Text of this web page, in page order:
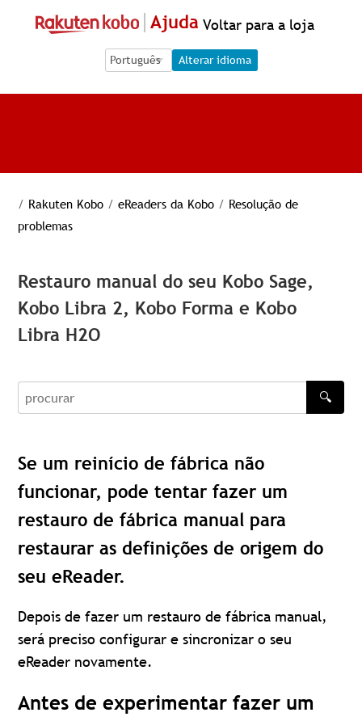
Ajuda Voltar para a loja
Language Selection
Language Selection
Alterar idioma
/ Rakuten Kobo / eReaders da Kobo / Resolução de
problemas
Restauro manual do seu Kobo Sage,
Kobo Libra 2, Kobo Forma e Kobo
Libra H2O
procurar
🔍
Se um reinício de fábrica não
funcionar, pode tentar fazer um
restauro de fábrica manual para
restaurar as definições de origem do
seu eReader.
Depois de fazer um restauro de fábrica manual,
será preciso configurar e sincronizar o seu
eReader novamente.
Antes de experimentar fazer um